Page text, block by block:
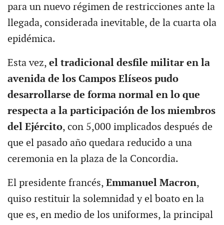
para un nuevo régimen de restricciones ante la
llegada, considerada inevitable, de la cuarta ola
epidémica.
Esta vez, el tradicional desfile militar en la
avenida de los Campos Elíseos pudo
desarrollarse de forma normal en lo que
respecta a la participación de los miembros
del Ejército, con 5,000 implicados después de
que el pasado año quedara reducido a una
ceremonia en la plaza de la Concordia.
El presidente francés, Emmanuel Macron,
quiso restituir la solemnidad y el boato en la
que es, en medio de los uniformes, la principal